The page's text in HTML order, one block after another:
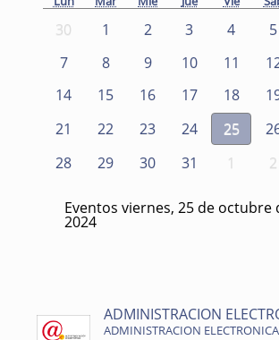
30 1 2 3 4 5
7
8 9 10 11
14
15 16 17 18
21
22 23 24 25
28
29 30 31 1 2
Eventos viernes, 25 de octubre
2024
ADMINISTRACION
ADMINISTRACION ELECTRONICA